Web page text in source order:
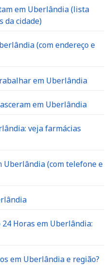
em Uberlândia (lista
da cidade)
(com endereço e
em Uberlândia
em Uberlândia
veja farmácias
Uberlândia (com telefone e
Horas em Uberlândia:
em Uberlândia e região?